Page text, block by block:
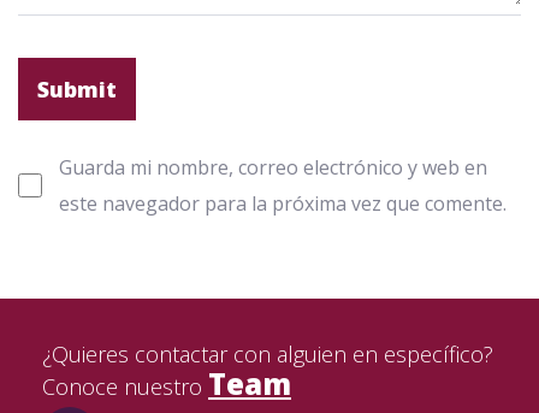
Guarda mi nombre, correo electrónico y web en
este navegador para la próxima vez que comente.
¿Quieres contactar con alguien en específico?
Conoce nuestro Team